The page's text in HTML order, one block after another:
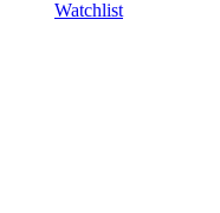
Watchlist